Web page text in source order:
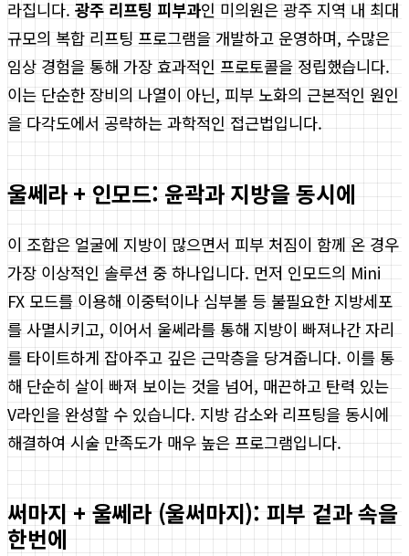
라집니다. 광주 리프팅 피부과인 미의원은 광주 지역 내 최대
규모의 복합 리프팅 프로그램을 개발하고 운영하며, 수많은
임상 경험을 통해 가장 효과적인 프로토콜을 정립했습니다.
이는 단순한 장비의 나열이 아닌, 피부 노화의 근본적인 원인
을 다각도에서 공략하는 과학적인 접근법입니다.
울쎄라 + 인모드: 윤곽과 지방을 동시에
이 조합은 얼굴에 지방이 많으면서 피부 처짐이 함께 온 경우
가장 이상적인 솔루션 중 하나입니다. 먼저 인모드의 Mini
FX 모드를 이용해 이중턱이나 심부볼 등 불필요한 지방세포
를 사멸시키고, 이어서 울쎄라를 통해 지방이 빠져나간 자리
를 타이트하게 잡아주고 깊은 근막층을 당겨줍니다. 이를 통
해 단순히 살이 빠져 보이는 것을 넘어, 매끈하고 탄력 있는
V라인을 완성할 수 있습니다. 지방 감소와 리프팅을 동시에
해결하여 시술 만족도가 매우 높은 프로그램입니다.
써마지 + 울쎄라 (울써마지): 피부 겉과 속을
한번에